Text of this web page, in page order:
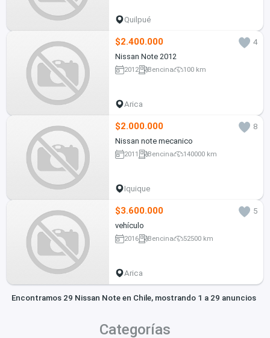
Quilpué
$2.400.000
4
Nissan Note 2012
2012 Bencina 100 km
Arica
$2.000.000
8
Nissan note mecanico
2011 Bencina 140000 km
Iquique
$3.600.000
5
vehículo
2016 Bencina 52500 km
Arica
Encontramos 29 Nissan Note en Chile, mostrando 1 a 29 anuncios
Categorías